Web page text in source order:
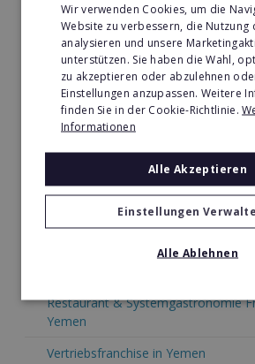
Tier- & Zoobedarf Franchise in
Immobilien Franchise in Yemen
Kinder & Erziehung Franchise in
Kosmetik Franchise in Yemen
Medien & Werbung Franchise in
Möbel & Einrichtung Franchise in
Restaurant & Systemgastronomie
Yemen
Vertriebsfranchise in Yemen
Wir verwenden Cookies, um die
Website zu verbessern, die Nutzung
analysieren und unsere
unterstützen. Sie haben die Wahl,
zu akzeptieren oder abzulehnen
Einstellungen anzupassen. Weitere
finden Sie in der Cookie-Richtlinie.
Informationen
Alle Akzeptieren
Einstellungen
Alle Ablehnen